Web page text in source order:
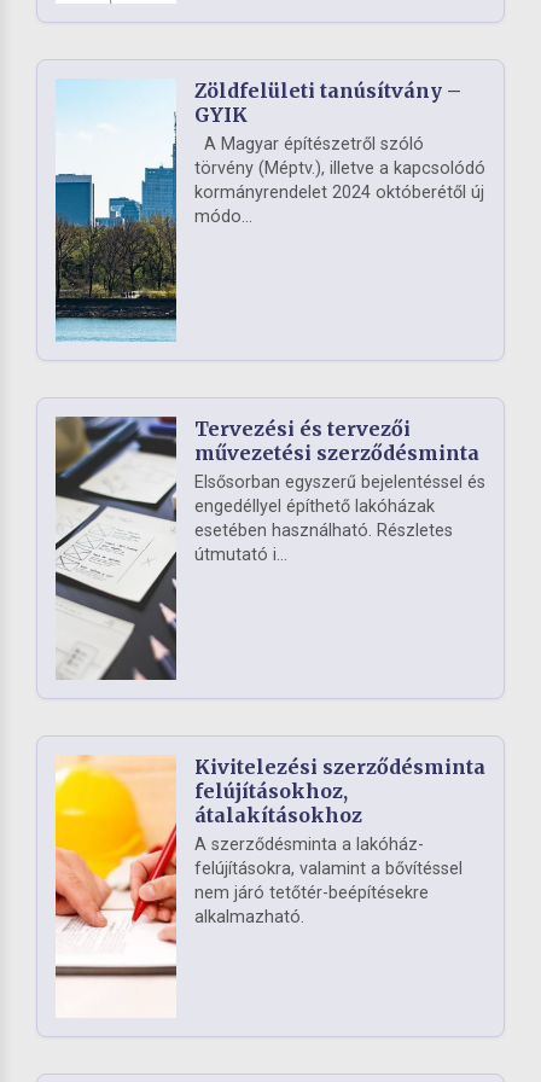
Zöldfelületi tanúsítvány –
GYIK
A Magyar építészetről szóló
törvény (Méptv.), illetve a kapcsolódó
kormányrendelet 2024 októberétől új
módo...
Tervezési és tervezői
művezetési szerződésminta
Elsősorban egyszerű bejelentéssel és
engedéllyel építhető lakóházak
esetében használható. Részletes
útmutató i...
Kivitelezési szerződésminta
felújításokhoz,
átalakításokhoz
A szerződésminta a lakóház-
felújításokra, valamint a bővítéssel
nem járó tetőtér-beépítésekre
alkalmazható.